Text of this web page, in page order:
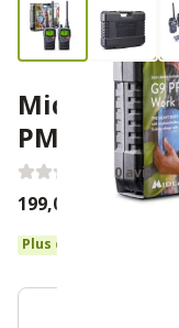
Midland G9
PMR446
0 avis
199,00€ 240,00€
Plus de 10 en stock